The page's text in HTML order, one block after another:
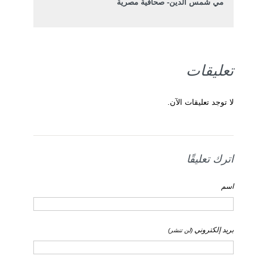
مي شمس الدين- صحافية مصرية
تعليقات
لا توجد تعليقات الآن.
اترك تعليقًا
اسم
بريد إلكتروني (لن تنشر)